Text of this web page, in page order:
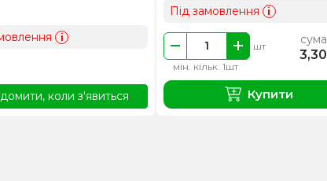
i
коли з'явиться
Під замовлення i
мін. кільк. 1шт
шт сума
3,30
Купити